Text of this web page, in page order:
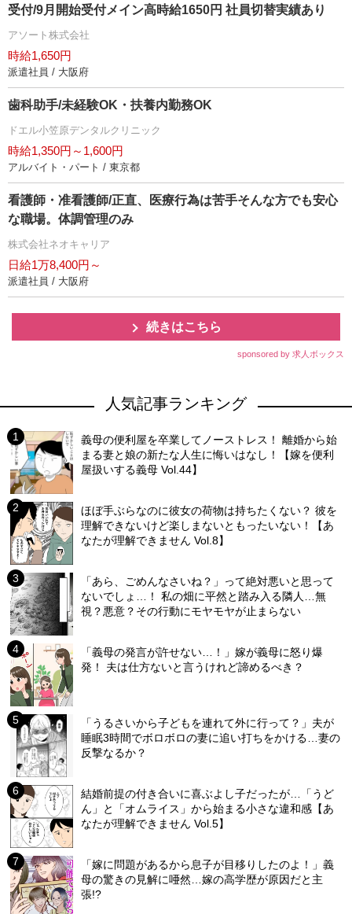
受付/9月開始受付メイン高時給1650円 社員切替実績あり
アソート株式会社
時給1,650円
派遣社員 / 大阪府
歯科助手/未経験OK・扶養内勤務OK
ドエル小笠原デンタルクリニック
時給1,350円～1,600円
アルバイト・パート / 東京都
看護師・准看護師/正直、医療行為は苦手そんな方でも安心
な職場。体調管理のみ
株式会社ネオキャリア
日給1万8,400円～
派遣社員 / 大阪府
続きはこちら
sponsored by 求人ボックス
人気記事ランキング
義母の便利屋を卒業してノーストレス！ 離婚から始
まる妻と娘の新たな人生に悔いはなし！【嫁を便利
屋扱いする義母 Vol.44】
ほぼ手ぶらなのに彼女の荷物は持ちたくない？ 彼を
理解できないけど楽しまないともったいない！【あ
なたが理解できません Vol.8】
「あら、ごめんなさいね？」って絶対悪いと思って
ないでしょ…！ 私の畑に平然と踏み入る隣人…無
視？悪意？その行動にモヤモヤが止まらない
「義母の発言が許せない…！」嫁が義母に怒り爆
発！ 夫は仕方ないと言うけれど諦めるべき？
「うるさいから子どもを連れて外に行って？」夫が
睡眠3時間でボロボロの妻に追い打ちをかける…妻の
反撃なるか？
結婚前提の付き合いに喜ぶよし子だったが…「うど
ん」と「オムライス」から始まる小さな違和感【あ
なたが理解できません Vol.5】
「嫁に問題があるから息子が目移りしたのよ！」義
母の驚きの見解に唖然…嫁の高学歴が原因だと主
張!?